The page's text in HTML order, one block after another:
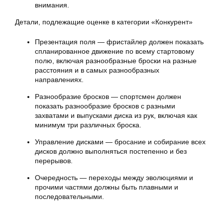
внимания.
Детали, подлежащие оценке в категории «Конкурент»
Презентация поля — фристайлер должен показать
спланированное движение по всему стартовому
полю, включая разнообразные броски на разные
расстояния и в самых разнообразных
направлениях.
Разнообразие бросков — спортсмен должен
показать разнообразие бросков с разными
захватами и выпусками диска из рук, включая как
минимум три различных броска.
Управление дисками — бросание и собирание всех
дисков должно выполняться постепенно и без
перерывов.
Очередность — переходы между эволюциями и
прочими частями должны быть плавными и
последовательными.